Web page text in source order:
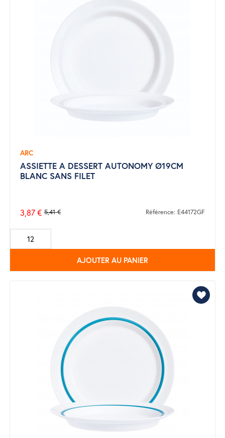
ARC
ASSIETTE A DESSERT AUTONOMY Ø19CM
BLANC SANS FILET
Prix
de
base
5,41 €
3,87 € Référence: E44172GF
AJOUTER AU PANIER